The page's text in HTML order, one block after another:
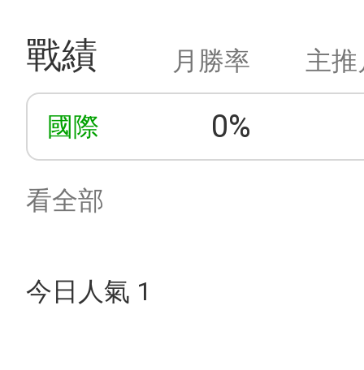
戰績 月勝率 主
國際 0%
看全部
今日人氣 1